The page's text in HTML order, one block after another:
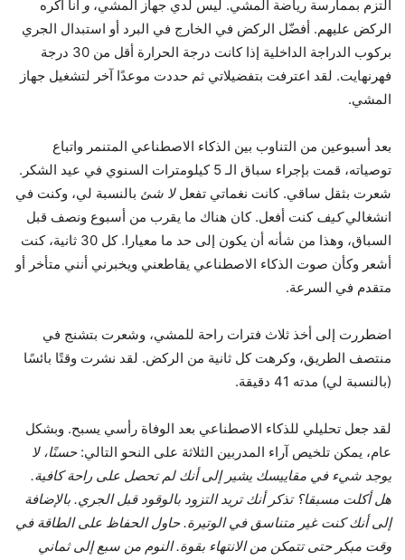
ألتزم بممارسة رياضة المشي. ليس لدي جهاز المشي، و أنا أكره
الركض عليهم. أفضّل الركض في الخارج في البرد أو استبدال الجري
بركوب الدراجة الداخلية إذا كانت درجة الحرارة أقل من 30 درجة
فهرنهايت. لقد اعترفت بتفضيلاتي ثم حددت موعدًا آخر لتشغيل جهاز
المشي.
بعد أسبوعين من التناوب بين الذكاء الاصطناعي المتنمر واتباع
توصياته، قمت بإجراء سباق الـ 5 كيلومترات السنوي في عيد الشكر.
شعرت بثقل ساقي. كانت نغماتي تفعللا شئ بالنسبة لي، وكنت في
انشغاليكيفكنت أفعل. كان هناك ما يقرب من أسبوع ونصف قبل
السباق، وهذا من شأنه أن يكون إلى حد ما معيارا. كل 30 ثانية، كنت
أشعر وكأن صوت الذكاء الاصطناعي يقاطعني ويخبرني أنني متأخر أو
متقدم في السرعة.
اضطررت إلى أخذ ثلاث فترات راحة للمشي، وشعرت بتشنج في
منتصف الطريق، وكرهت كل ثانية من الركض. لقد نشرت وقتًا بائسًا
(بالنسبة لي) مدته 41 دقيقة.
لقد جعل تحليلي للذكاء الاصطناعي بعد الوفاة رأسي يسبح. وبشكل
عام، يمكن تلخيص آراء المدربين الثلاثة على النحو التالي:حسنًا، لا
يوجد شيء في مقاييسك يشير إلى أنك لم تحصل على راحة كافية.
هل أكلت مسبقا؟ تذكر أنك تريد التزود بالوقود قبل الجري. بالإضافة
إلى أنك كنت غير متناسق في الوتيرة. حاول الحفاظ على الطاقة في
وقت مبكر حتى تتمكن من الانتهاء بقوة. النوم من سبع إلى ثماني